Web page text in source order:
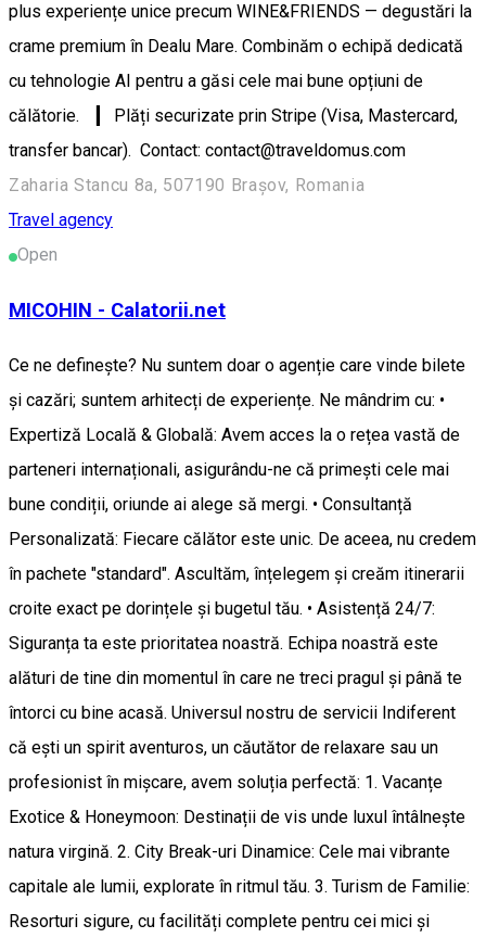
plus experiențe unice precum WINE&FRIENDS — degustări la
crame premium în Dealu Mare. Combinăm o echipă dedicată
cu tehnologie AI pentru a găsi cele mai bune opțiuni de
călătorie. ▎ Plăți securizate prin Stripe (Visa, Mastercard,
transfer bancar). Contact: contact@traveldomus.com
Zaharia Stancu 8a, 507190 Brașov, Romania
Travel agency
Open
MICOHIN - Calatorii.net
Ce ne definește? Nu suntem doar o agenție care vinde bilete
și cazări; suntem arhitecți de experiențe. Ne mândrim cu: •
Expertiză Locală & Globală: Avem acces la o rețea vastă de
parteneri internaționali, asigurându-ne că primești cele mai
bune condiții, oriunde ai alege să mergi. • Consultanță
Personalizată: Fiecare călător este unic. De aceea, nu credem
în pachete "standard". Ascultăm, înțelegem și creăm itinerarii
croite exact pe dorințele și bugetul tău. • Asistență 24/7:
Siguranța ta este prioritatea noastră. Echipa noastră este
alături de tine din momentul în care ne treci pragul și până te
întorci cu bine acasă. Universul nostru de servicii Indiferent
că ești un spirit aventuros, un căutător de relaxare sau un
profesionist în mișcare, avem soluția perfectă: 1. Vacanțe
Exotice & Honeymoon: Destinații de vis unde luxul întâlnește
natura virgină. 2. City Break-uri Dinamice: Cele mai vibrante
capitale ale lumii, explorate în ritmul tău. 3. Turism de Familie:
Resorturi sigure, cu facilități complete pentru cei mici și